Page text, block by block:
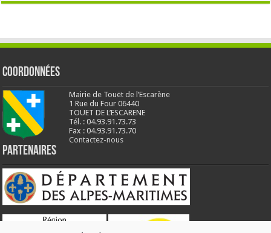
Coordonnées
Mairie de Touët de l’Escarène
1 Rue du Four 06440
TOUET DE L’ESCARENE
Tél. : 04.93.91.73.73
Fax : 04.93.91.73.70
Contactez-nous
Partenaires